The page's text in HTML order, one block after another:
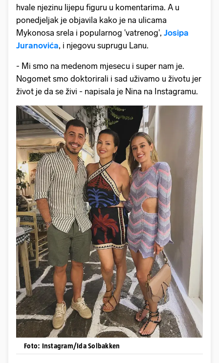
hvale njezinu lijepu figuru u komentarima. A u
ponedjeljak je objavila kako je na ulicama
Mykonosa srela i popularnog 'vatrenog', Josipa
Juranovića, i njegovu suprugu Lanu.
- Mi smo na medenom mjesecu i super nam je.
Nogomet smo doktorirali i sad uživamo u životu jer
život je da se živi - napisala je Nina na Instagramu.
Foto: Instagram/Ida Solbakken